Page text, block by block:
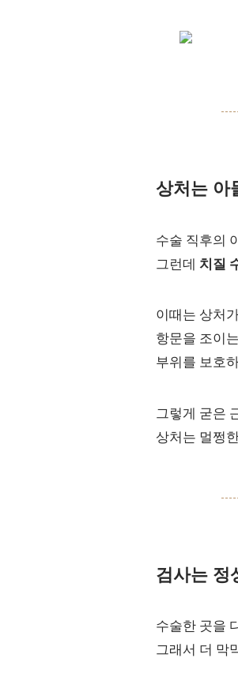
상처는 아
수술 직후의
그런데 치질
이때는 상처
항문을 조이
부위를 보호
그렇게 굳은
상처는 멀쩡
검사는 정
수술한 곳을
그래서 더 막